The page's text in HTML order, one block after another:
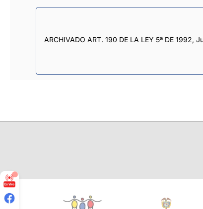
ARCHIVADO ART. 190 DE LA LEY 5ª DE 1992,